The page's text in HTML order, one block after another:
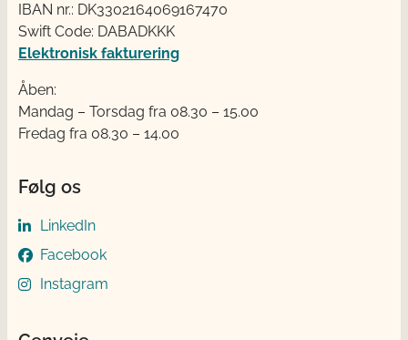
IBAN nr.: DK3302164069167470
Swift Code: DABADKKK
Elektronisk fakturering
Åben:
Mandag – Torsdag fra 08.30 – 15.00
Fredag fra 08.30 – 14.00
Følg os
LinkedIn
Facebook
Instagram